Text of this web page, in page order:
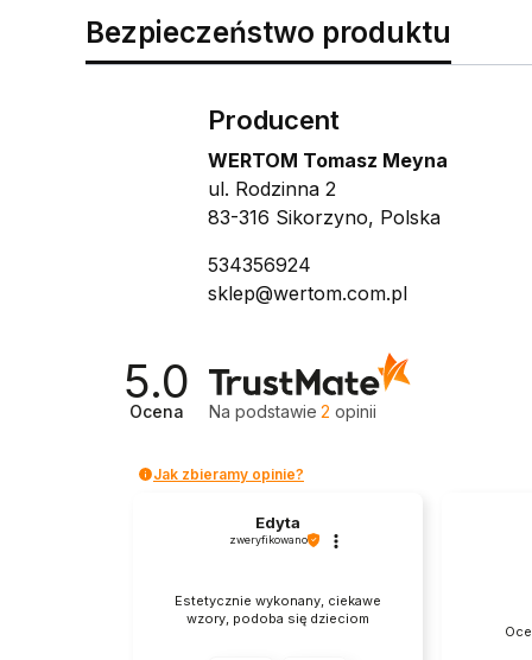
Bezpieczeństwo produktu
Producent
WERTOM Tomasz Meyna
ul. Rodzinna 2
83-316 Sikorzyno, Polska
534356924
sklep@wertom.com.pl
5.0
Ocena Na podstawie 2 opinii
Jak zbieramy opinie?
Edyta
zweryfikowano
Estetycznie wykonany, ciekawe
wzory, podoba się dzieciom